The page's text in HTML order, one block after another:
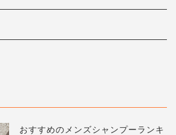
おすすめのメンズシャンプーランキ